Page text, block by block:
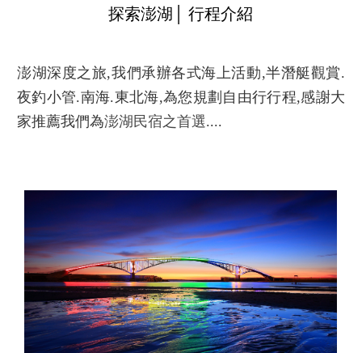
探索澎湖│ 行程介紹
澎湖深度之旅,我們承辦各式海上活動,半潛艇觀賞.
夜釣小管.南海.東北海,為您規劃自由行行程,感謝大
家推薦我們為澎湖民宿之首選....